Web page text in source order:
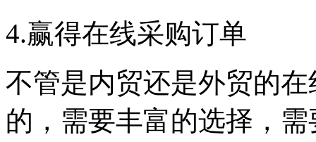
4.赢得在线采购订单
不管是内贸还是外贸的
的，需要丰富的选择，